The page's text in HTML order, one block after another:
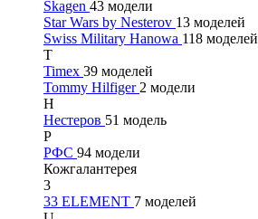
Skagen 43 модели
Star Wars by Nesterov 13 моделей
Swiss Military Hanowa 118 моделей
T
Timex 39 моделей
Tommy Hilfiger 2 модели
Н
Нестеров 51 модель
Р
РФС 94 модели
Кожгалантерея
3
33 ELEMENT 7 моделей